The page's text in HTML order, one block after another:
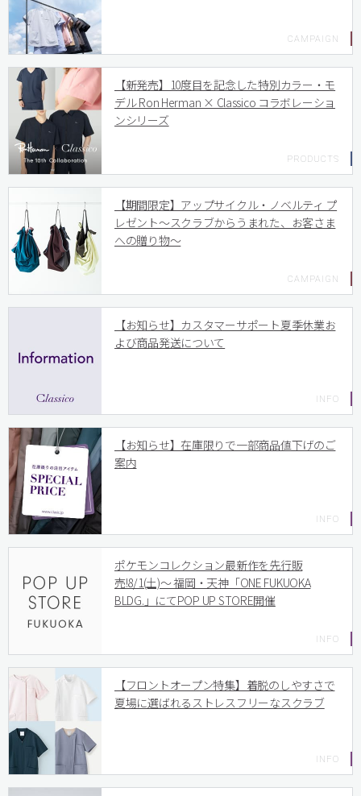
【新発売】10度目を記念した特別カラー・モ
デル Ron Herman × Classico コラボレーショ
ンシリーズ
【期間限定】アップサイクル・ノベルティ プ
レゼント〜スクラブからうまれた、お客さま
への贈り物〜
【お知らせ】カスタマーサポート夏季休業お
よび商品発送について
【お知らせ】在庫限りで一部商品値下げのご
案内
ポケモンコレクション最新作を先行販
売!8/1(土)〜 福岡・天神「ONE FUKUOKA
BLDG.」にてPOP UP STORE開催
【フロントオープン特集】着脱のしやすさで
夏場に選ばれるストレスフリーなスクラブ